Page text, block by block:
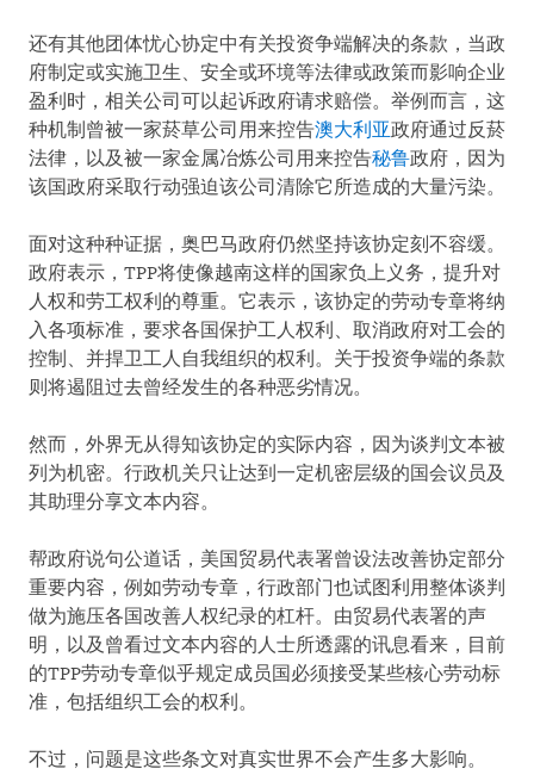
还有其他团体忧心协定中有关投资争端解决的条款，当政
府制定或实施卫生、安全或环境等法律或政策而影响企业
盈利时，相关公司可以起诉政府请求赔偿。举例而言，这
种机制曾被一家菸草公司用来控告澳大利亚政府通过反菸
法律，以及被一家金属冶炼公司用来控告秘鲁政府，因为
该国政府采取行动强迫该公司清除它所造成的大量污染。
面对这种种证据，奥巴马政府仍然坚持该协定刻不容缓。
政府表示，TPP将使像越南这样的国家负上义务，提升对
人权和劳工权利的尊重。它表示，该协定的劳动专章将纳
入各项标准，要求各国保护工人权利、取消政府对工会的
控制、并捍卫工人自我组织的权利。关于投资争端的条款
则将遏阻过去曾经发生的各种恶劣情况。
然而，外界无从得知该协定的实际内容，因为谈判文本被
列为机密。行政机关只让达到一定机密层级的国会议员及
其助理分享文本内容。
帮政府说句公道话，美国贸易代表署曾设法改善协定部分
重要内容，例如劳动专章，行政部门也试图利用整体谈判
做为施压各国改善人权纪录的杠杆。由贸易代表署的声
明，以及曾看过文本内容的人士所透露的讯息看来，目前
的TPP劳动专章似乎规定成员国必须接受某些核心劳动标
准，包括组织工会的权利。
不过，问题是这些条文对真实世界不会产生多大影响。